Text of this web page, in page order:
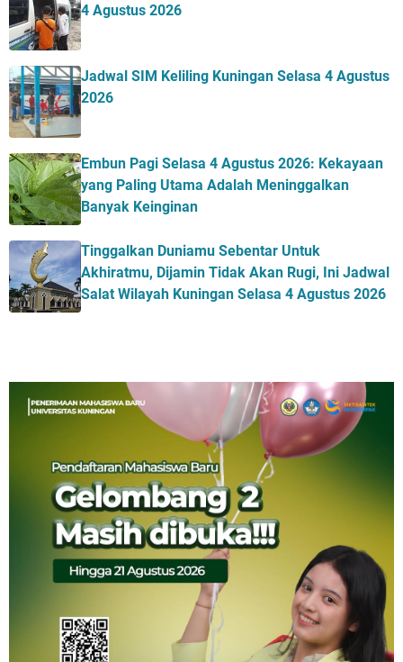
4 Agustus 2026
Jadwal SIM Keliling Kuningan Selasa 4 Agustus
2026
Embun Pagi Selasa 4 Agustus 2026: Kekayaan
yang Paling Utama Adalah Meninggalkan
Banyak Keinginan
Tinggalkan Duniamu Sebentar Untuk
Akhiratmu, Dijamin Tidak Akan Rugi, Ini Jadwal
Salat Wilayah Kuningan Selasa 4 Agustus 2026